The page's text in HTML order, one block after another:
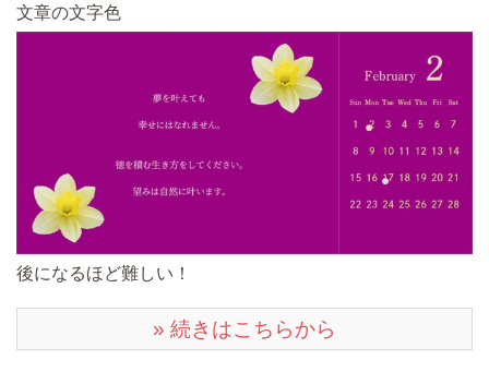
文章の文字色
後になるほど難しい！
» 続きはこちらから